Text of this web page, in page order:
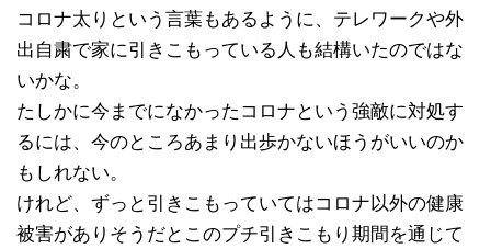
コロナ太りという言葉もあるように、テレワークや外
出自粛で家に引きこもっている人も結構いたのではな
いかな。
たしかに今までになかったコロナという強敵に対処す
るには、今のところあまり出歩かないほうがいいのか
もしれない。
けれど、ずっと引きこもっていてはコロナ以外の健康
被害がありそうだとこのプチ引きこもり期間を通じて